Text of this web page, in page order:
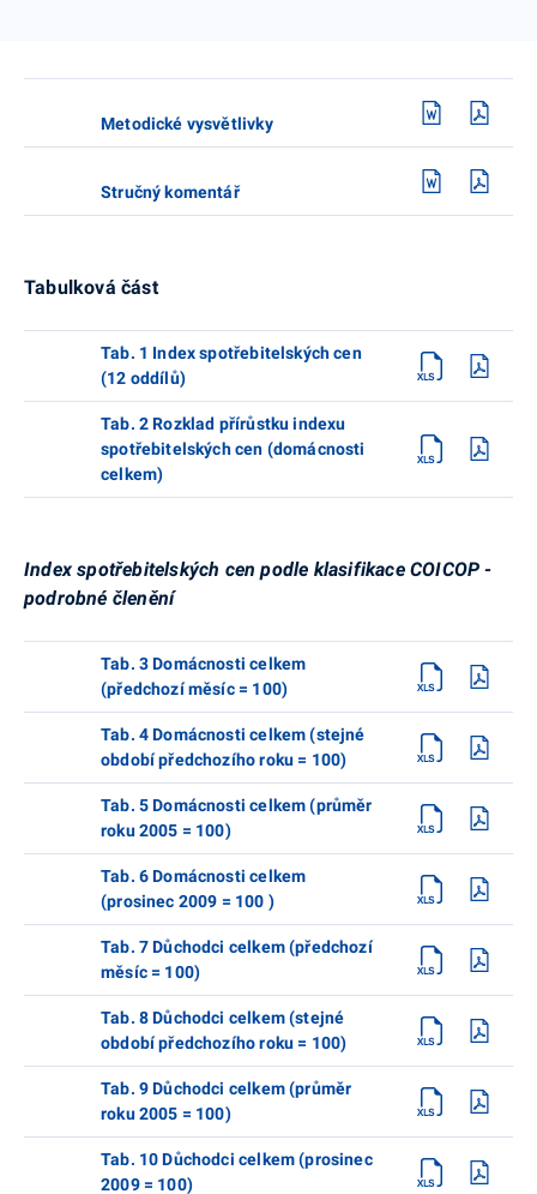
Metodické vysvětlivky
Stručný komentář
Tabulková část
Tab. 1 Index spotřebitelských cen
(12 oddílů)
Tab. 2 Rozklad přírůstku indexu
spotřebitelských cen (domácnosti
celkem)
Index spotřebitelských cen podle klasifikace COICOP -
podrobné členění
Tab. 3 Domácnosti celkem
(předchozí měsíc = 100)
Tab. 4 Domácnosti celkem (stejné
období předchozího roku = 100)
Tab. 5 Domácnosti celkem (průměr
roku 2005 = 100)
Tab. 6 Domácnosti celkem
(prosinec 2009 = 100 )
Tab. 7 Důchodci celkem (předchozí
měsíc = 100)
Tab. 8 Důchodci celkem (stejné
období předchozího roku = 100)
Tab. 9 Důchodci celkem (průměr
roku 2005 = 100)
Tab. 10 Důchodci celkem (prosinec
2009 = 100)